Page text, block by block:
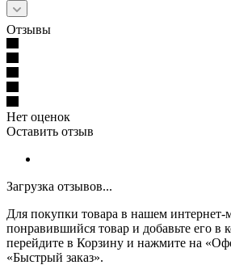
Отзывы
Нет оценок
Оставить отзыв
Загрузка отзывов...
Для покупки товара в нашем интернет-
понравившийся товар и добавьте его в
перейдите в Корзину и нажмите на
«Быстрый заказ».